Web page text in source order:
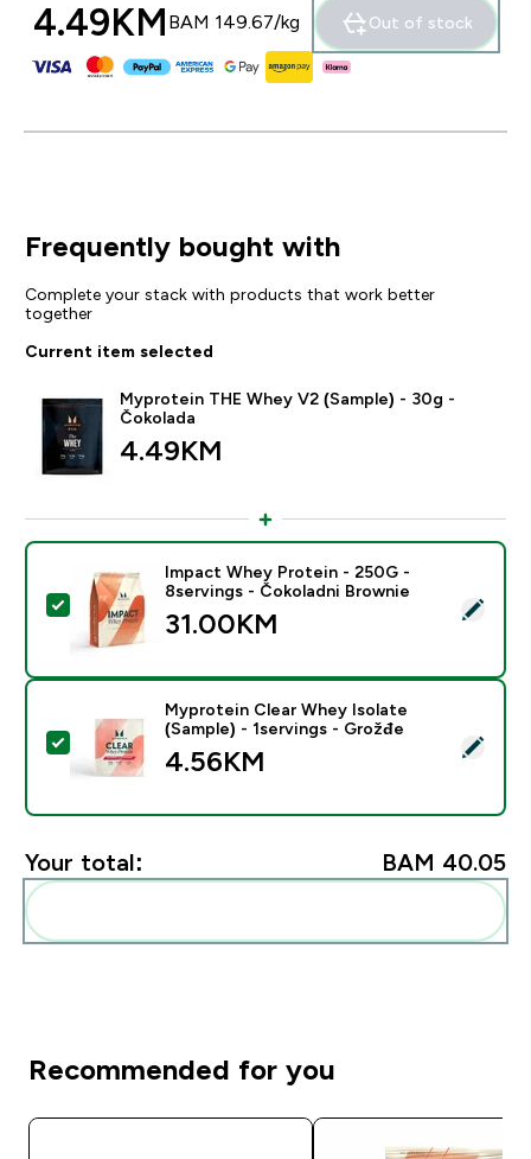
4.49KM‎ BAM 149.67‎/kg Out of stock
Frequently bought with
Complete your stack with products that work better
together
Current item selected
Myprotein THE Whey V2 (Sample) - 30g -
Čokolada
4.49KM‎
Select this product - Impact Whey Protein - 250G -
Impact Whey Protein - 250G -
8servings - Čokoladni Brownie
31.00KM‎
Select this product - Myprotein Clear Whey Isolate
Myprotein Clear Whey Isolate
(Sample) - 1servings - Grožđe
4.56KM‎
Your total: BAM 40.05‎
Recommended for you